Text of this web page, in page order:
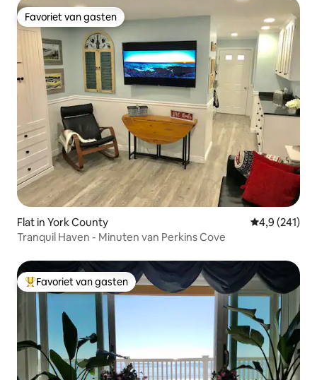
Favoriet van gasten
Favoriet van gasten
Flat in York County Gemiddelde
4,9 (241)
Tranquil Haven - Minuten van Perkins Cove
Topfavoriet van gasten
Favoriet van gasten